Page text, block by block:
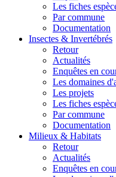
Les fiches
Par commune
Documentation
Insectes & Invertébrés
Retour
Actualités
Enquêtes en
Les domaines
Les projets
Les fiches
Par commune
Documentation
Milieux & Habitats
Retour
Actualités
Enquêtes en